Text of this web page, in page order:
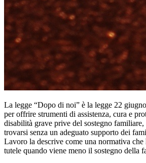
La legge “Dopo di noi” è la legge 22
per offrire strumenti di assistenza, cura e
disabilità grave prive del sostegno familiare,
trovarsi senza un adeguato supporto dei
Lavoro la descrive come una normativa
tutele quando viene meno il sostegno della